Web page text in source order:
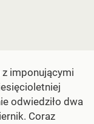
imponującymi
odwiedziło dwa
Coraz